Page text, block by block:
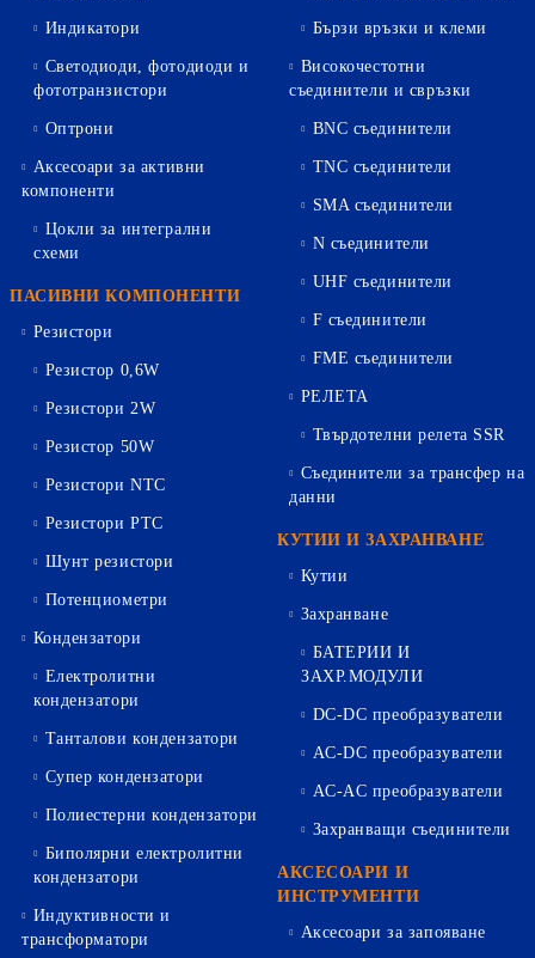
Индикатори
Светодиоди, фотодиоди и
фототранзистори
Оптрони
Аксесоари за активни
компоненти
Цокли за интегрални
схеми
ПАСИВНИ КОМПОНЕНТИ
Резистори
Резистор 0,6W
Резистори 2W
Резистор 50W
Резистори NTC
Резистори PTC
Шунт резистори
Потенциометри
Кондензатори
Електролитни
кондензатори
Танталови кондензатори
Супер кондензатори
Полиестерни кондензатори
Биполярни електролитни
кондензатори
Индуктивности и
трансформатори
Бързи връзки и клеми
Високочестотни
съединители и свръзки
BNC съединители
TNC съединители
SMA съединители
N съединители
UHF съединители
F съединители
FME съединители
РЕЛЕТА
Твърдотелни релета SSR
Съединители за трансфер на
данни
КУТИИ И ЗАХРАНВАНЕ
Кутии
Захранване
БАТЕРИИ И
ЗАХР.МОДУЛИ
DC-DC преобразуватели
AC-DC преобразуватели
AC-AC преобразуватели
Захранващи съединители
АКСЕСОАРИ И
ИНСТРУМЕНТИ
Аксесоари за запояване